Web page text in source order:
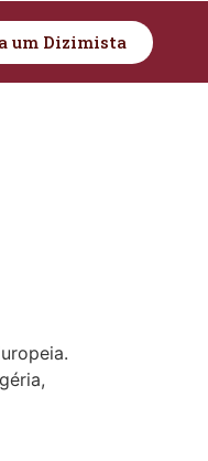
um Dizimista